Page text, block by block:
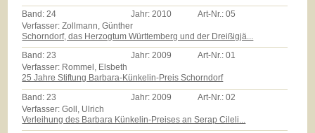
Band: 24 Jahr: 2010 Art-Nr.:05
Verfasser: Zollmann, Günther
Schorndorf, das Herzogtum Württemberg und der Dreißigjä...
Band:23 Jahr:2009 Art-Nr.:01
Verfasser: Rommel, Elsbeth
25 Jahre Stiftung Barbara-Künkelin-Preis Schorndorf
Band: 23 Jahr: 2009 Art-Nr.:02
Verfasser: Goll, Ulrich
Verleihung des Barbara Künkelin-Preises an Serap Cileli...